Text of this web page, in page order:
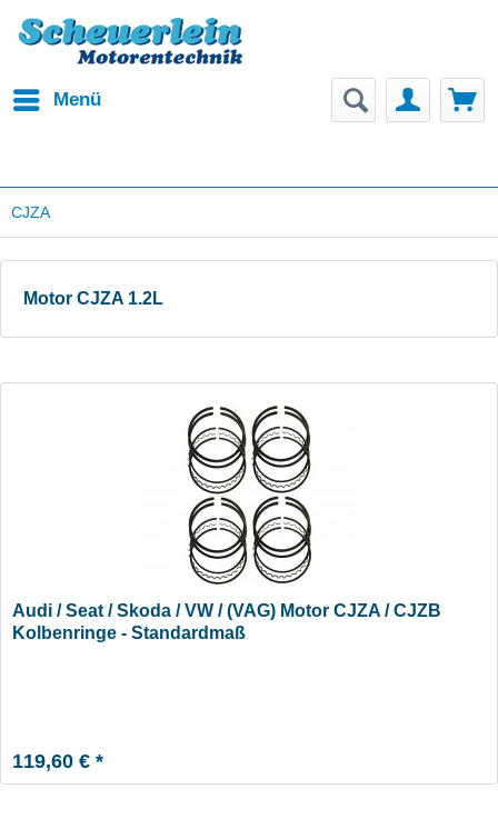
Menü
CJZA
Motor CJZA 1.2L
Audi / Seat / Skoda / VW / (VAG) Motor CJZA / CJZB
Kolbenringe - Standardmaß
119,60 € *